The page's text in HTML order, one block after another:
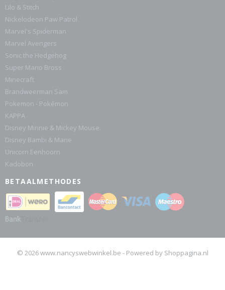
Lilo & Stitch
Nickelodeon Paw Patrol
Marvel's Spiderman
Marvel Avengers
Sonic the Hedgehog
Super Mario Bross
Minecraft
Brandweerman Sam
Pokemon - Pokémon
KAPPA
Disney Minnie & Mickey Mouse.
Disney Bambi & Marie
Unicorn Eenhoorn
Kadobon
BETAALMETHODES
© 2026 www.nancyswebwinkel.be - Powered by Shoppagina.nl